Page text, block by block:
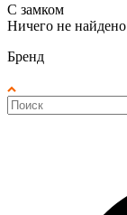
С замком
Ничего не найдено
Бренд